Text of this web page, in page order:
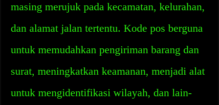
masing merujuk pada kecamatan, kelurahan,
dan alamat jalan tertentu. Kode pos berguna
untuk memudahkan pengiriman barang dan
surat, meningkatkan keamanan, menjadi alat
untuk mengidentifikasi wilayah, dan lain-